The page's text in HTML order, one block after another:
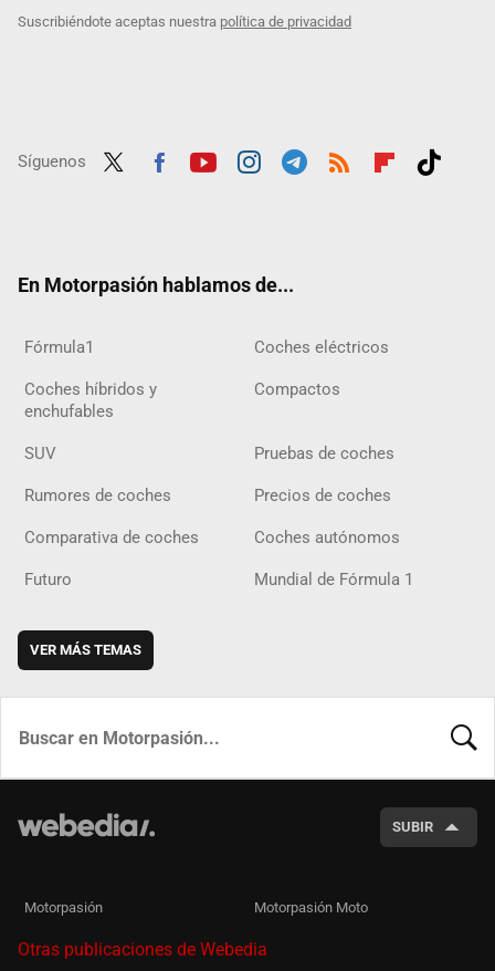
Suscribiéndote aceptas nuestra política de privacidad
Síguenos
En Motorpasión hablamos de...
Fórmula1 Coches eléctricos
Coches híbridos y
enchufables
Compactos
SUV Pruebas de coches
Rumores de coches Precios de coches
Comparativa de coches Coches autónomos
Futuro Mundial de Fórmula 1
VER MÁS TEMAS
SUBIR
Motorpasión Motorpasión Moto
Otras publicaciones de Webedia